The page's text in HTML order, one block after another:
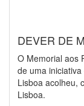
DEVER DE
O Memorial aos
de uma
Lisboa acolheu,
Lisboa.